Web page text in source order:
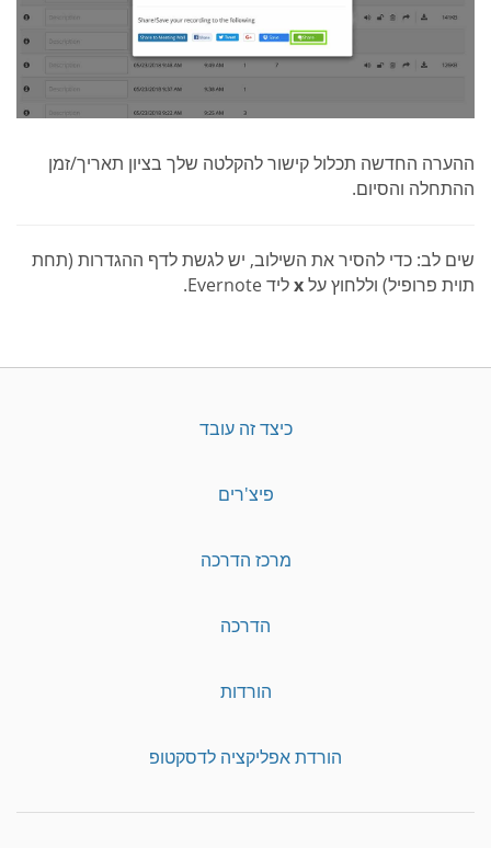
ההערה החדשה תכלול קישור להקלטה שלך בציון תאריך/זמן
ההתחלה והסיום.
שים לב: כדי להסיר את השילוב, יש לגשת לדף ההגדרות (תחת
תוית פרופיל) וללחוץ עלxליד Evernote.
כיצד זה עובד
פיצ'רים
מרכז הדרכה
הדרכה
הורדות
הורדת אפליקציה לדסקטופ